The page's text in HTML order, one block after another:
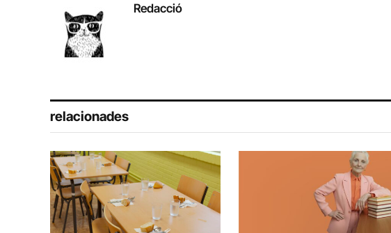
Redacció
relacionades